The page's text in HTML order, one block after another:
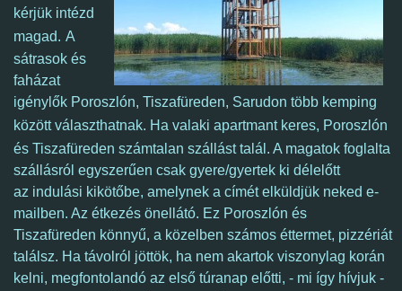
kérjük intézd
magad. A
sátrasok és
faházat
igénylők Poroszlón, Tiszafüreden, Sarudon több kemping
között választhatnak. Ha valaki apartmant keres, Poroszlón
és Tiszafüreden számtalan szállást talál. A magatok foglalta
szállásról egyszerűen csak gyere/gyertek ki délelőtt
az indulási kikötőbe, amelynek a címét elküldjük neked e-
mailben. Az étkezés önellátó. Ez Poroszlón és
Tiszafüreden könnyű, a közelben számos éttermet, pizzériát
találsz. Ha távolról jöttök, ha nem akartok viszonylag korán
kelni, megfontolandó az első túranap előtti, - mi így hívjuk -